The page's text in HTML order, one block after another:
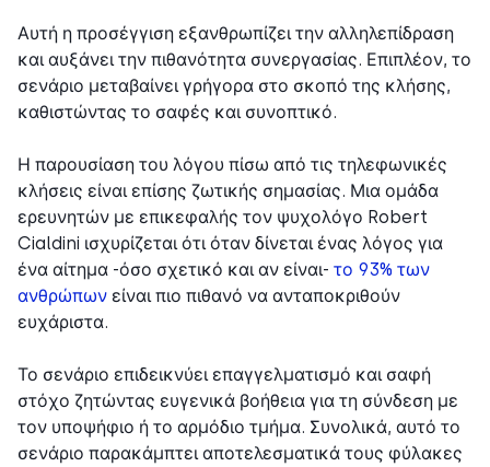
Αυτή η προσέγγιση εξανθρωπίζει την αλληλεπίδραση
και αυξάνει την πιθανότητα συνεργασίας. Επιπλέον, το
σενάριο μεταβαίνει γρήγορα στο σκοπό της κλήσης,
καθιστώντας το σαφές και συνοπτικό.
Η παρουσίαση του λόγου πίσω από τις τηλεφωνικές
κλήσεις είναι επίσης ζωτικής σημασίας. Μια ομάδα
ερευνητών με επικεφαλής τον ψυχολόγο Robert
Cialdini ισχυρίζεται ότι όταν δίνεται ένας λόγος για
ένα αίτημα -όσο σχετικό και αν είναι- το 93% των
ανθρώπων είναι πιο πιθανό να ανταποκριθούν
ευχάριστα.
Το σενάριο επιδεικνύει επαγγελματισμό και σαφή
στόχο ζητώντας ευγενικά βοήθεια για τη σύνδεση με
τον υποψήφιο ή το αρμόδιο τμήμα. Συνολικά, αυτό το
σενάριο παρακάμπτει αποτελεσματικά τους φύλακες